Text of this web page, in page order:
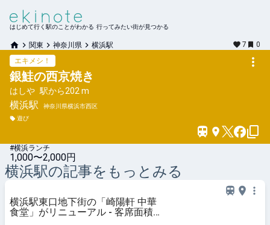
はじめて行く駅のことがわかる 行ってみたい街が見つかる
関東 神奈川県 横浜駅 7
0
エキメシ！
銀鮭の西京焼き
はしや 駅から202 m
横浜駅
神奈川県横浜市西区
遊び
#横浜ランチ
1,000〜2,000円
横浜駅の記事をもっとみる
横浜駅東口地下街の「崎陽軒 中華
食堂」がリニューアル - 客席面積を